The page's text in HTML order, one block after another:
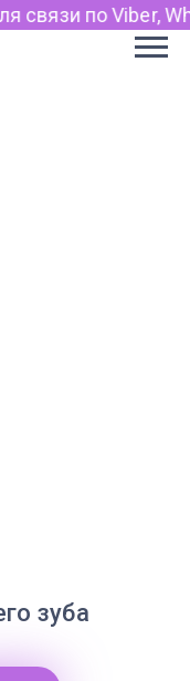
связи по Viber,
зуба